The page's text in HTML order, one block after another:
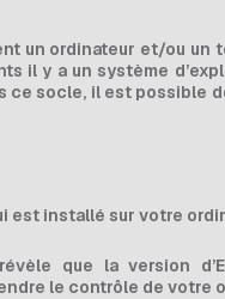
un ordinateur et/ou un
il y a un système
ce socle, il est possible
est installé sur votre
que la version
le contrôle de votre